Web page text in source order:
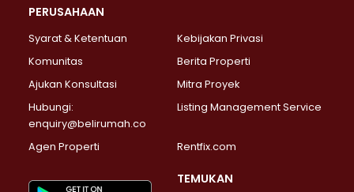
Properti Dijual di Lebak Bulus >
Properti Dijual di Gandaria Selatan >
Properti Dijual di Pondok Labu >
Properti Dijual di Lenteng Agung >
Properti Dijual di Senayan >
Properti Dijual di Pondok Pinang >
Properti Dijual di Kebayoran Lama >
PERUSAHAAN
Syarat & Ketentuan
Kebijakan Privasi
Komunitas
Berita Properti
Ajukan Konsultasi
Mitra Proyek
Hubungi:
enquiry@belirumah.co
Listing Management Service
Agen Properti Rentfix.com
TEMUKAN